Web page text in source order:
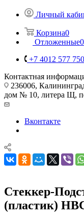
Личный
Корзина0
Отложенные0
+7 4012 577 750
Контактная
236006,
дом № 10, литера Щ,
Вконтакте
Стеккер-
(пластик)